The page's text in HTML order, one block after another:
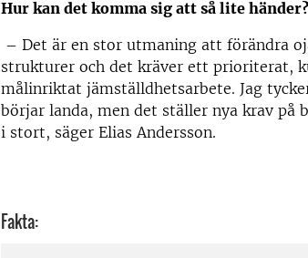
Hur kan det komma sig att så lite händer?
– Det är en stor utmaning att förändra
strukturer och det kräver ett prioriterat,
målinriktat jämställdhetsarbete. Jag
börjar landa, men det ställer nya krav på
i stort, säger Elias Andersson.
Fakta: